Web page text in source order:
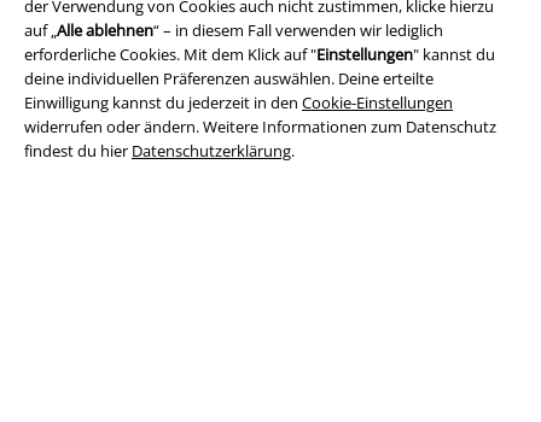
der Verwendung von Cookies auch nicht zustimmen, klicke hierzu
auf „Alle ablehnen“ – in diesem Fall verwenden wir lediglich
erforderliche Cookies. Mit dem Klick auf "Einstellungen" kannst du
deine individuellen Präferenzen auswählen. Deine erteilte
Einwilligung kannst du jederzeit in den Cookie-Einstellungen
widerrufen oder ändern. Weitere Informationen zum Datenschutz
findest du hier Datenschutzerklärung.
AGB
Impressum
Datenschutz